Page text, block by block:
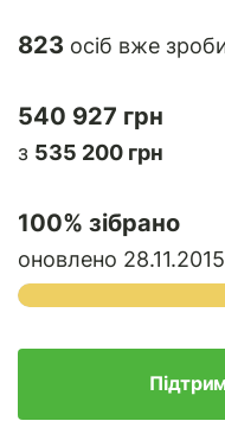
823 осіб вже
540 927 грн
з 535 200 грн
100% зібрано
оновлено